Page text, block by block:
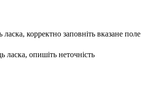
ласка, корректно заповніть вказане поле
ласка, опишіть неточність